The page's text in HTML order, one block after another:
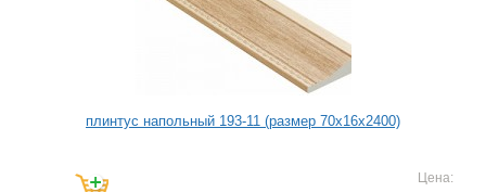
плинтус напольный 193-11 (размер 70х16х2400)
Цена: